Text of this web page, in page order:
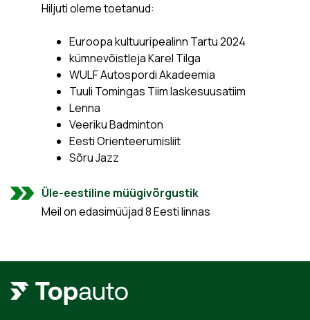
Hiljuti oleme toetanud:
Euroopa kultuuripealinn Tartu 2024
kümnevõistleja Karel Tilga
WULF Autospordi Akadeemia
Tuuli Tomingas Tiim laskesuusatiim
Lenna
Veeriku Badminton
Eesti Orienteerumisliit
Sõru Jazz
Üle-eestiline müügivõrgustik
Meil on edasimüüjad 8 Eesti linnas